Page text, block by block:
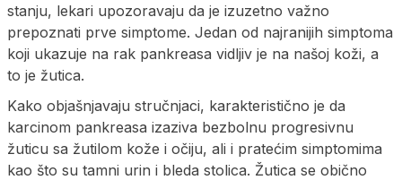
stanju, lekari upozoravaju da je izuzetno važno
prepoznati prve simptome. Jedan od najranijih simptoma
koji ukazuje na rak pankreasa vidljiv je na našoj koži, a
to je žutica.
Kako objašnjavaju stručnjaci, karakteristično je da
karcinom pankreasa izaziva bezbolnu progresivnu
žuticu sa žutilom kože i očiju, ali i pratećim simptomima
kao što su tamni urin i bleda stolica. Žutica se obično